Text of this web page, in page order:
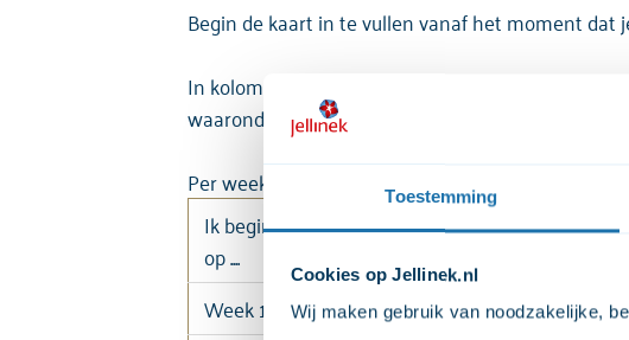
Toestemming
Cookies op Jellinek.nl
Wij maken gebruik van noodzakelijke,
Begin de kaart in te vullen vanaf het moment dat
In kolom 1 vul je in in hoeveel je maximaal wil
waaronder je meer gebruikte dan je wilde.
Per week wordt een onderscheid gemaakt in
Ik begin met minderen
op ....
Aantal
Week 1 ma t/m do